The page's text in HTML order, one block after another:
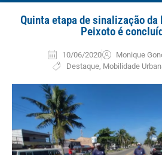
Quinta etapa de sinalização da
Peixoto é
10/06/2020
Monique
Destaque Mobilidade